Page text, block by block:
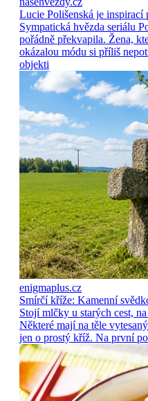
Lucie Polišenská je inspirací
Sympatická hvězda seriálu
pořádně překvapila. Žena,
okázalou módu si příliš
objekti
enigmaplus.cz
Smírčí kříže: Kamenní
Stojí mlčky u starých cest,
Některé mají na těle
jen o prostý kříž. Na první